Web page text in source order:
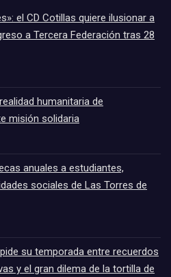
el CD Cotillas quiere ilusionar a
a Tercera Federación tras 28
humanitaria de
misión solidaria
anuales a estudiantes,
sociales de Las Torres de
su temporada entre recuerdos
y el gran dilema de la tortilla de